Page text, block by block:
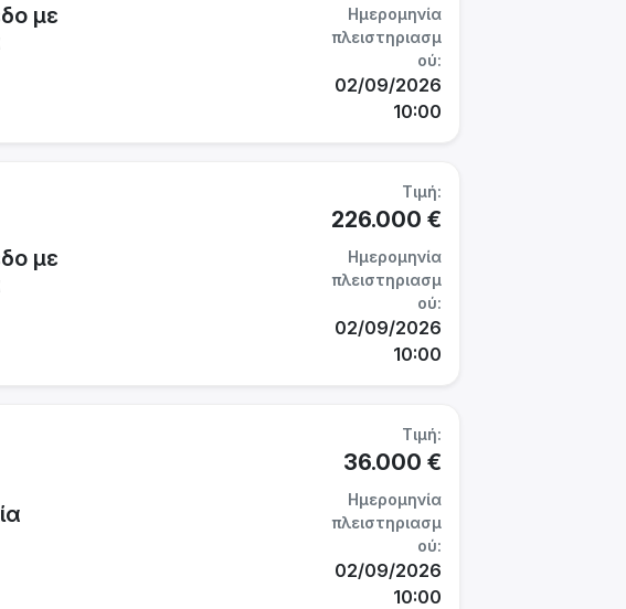
με
Ημερομηνία
πλειστηριασμ
ού:
02/09/2026
10:00
με
Τιμή:
226.000 €
Ημερομηνία
πλειστηριασμ
ού:
02/09/2026
10:00
Τιμή:
36.000 €
Ημερομηνία
πλειστηριασμ
ού:
02/09/2026
10:00